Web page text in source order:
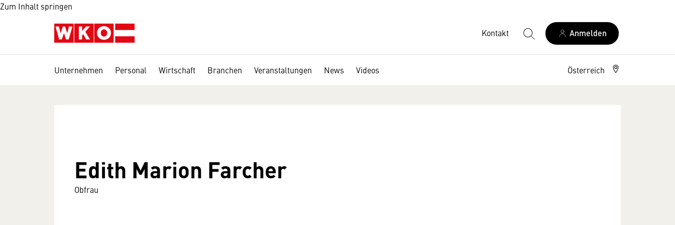
Zum Inhalt springen
Kontakt Anmelden
Unternehmen Personal Wirtschaft Branchen Veranstaltungen News Videos Österreich
Edith Marion Farcher
Obfrau